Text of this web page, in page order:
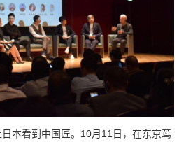
本看到中国匠。10月11日，在东京茑